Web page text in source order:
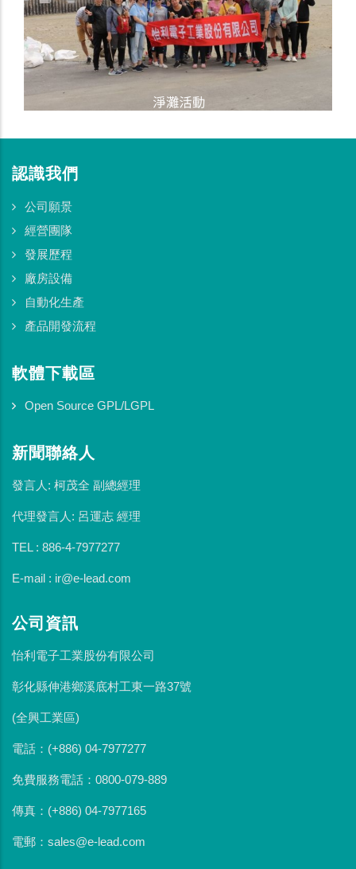
認識我們
公司願景
經營團隊
發展歷程
廠房設備
自動化生產
產品開發流程
軟體下載區
Open Source GPL/LGPL
新聞聯絡人
發言人: 柯茂全 副總經理
代理發言人: 呂運志 經理
TEL : 886-4-7977277
E-mail : ir@e-lead.com
公司資訊
怡利電子工業股份有限公司
彰化縣伸港鄉溪底村工東一路37號
(全興工業區)
電話：(+886) 04-7977277
免費服務電話：0800-079-889
傳真：(+886) 04-7977165
電郵：sales@e-lead.com